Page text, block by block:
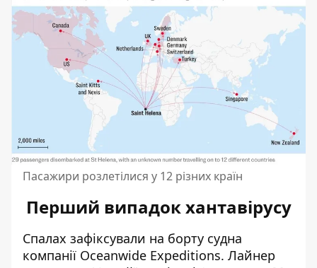
Пасажири розлетілися у 12 різних країн
Перший випадок хантавірусу
Спалах зафіксували на борту судна
компанії Oceanwide Expeditions. Лайнер